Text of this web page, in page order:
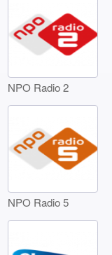
NPO Radio 2
NPO Radio 5